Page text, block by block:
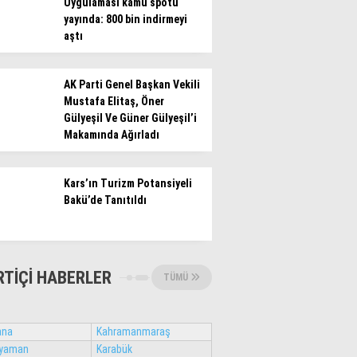
yayında: 800 bin indirmeyi
aştı
AK Parti Genel Başkan Vekili
Mustafa Elitaş, Öner
Gülyeşil Ve Güner Gülyeşil’i
Makamında Ağırladı
Kars’ın Turizm Potansiyeli
Bakü’de Tanıtıldı
HABERLER TÜMÜ
Kahramanmaraş
Karabük